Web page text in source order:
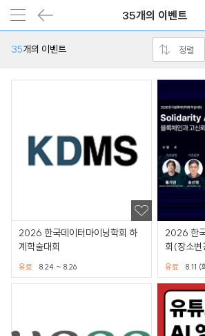
35개의 이벤트
35개의 이벤트 정렬
2026 한국데이터마이닝학회 하
계학술대회
8.24 ~ 8.26
유료
2026 한
회(장소변
118호)8.11 (
유료